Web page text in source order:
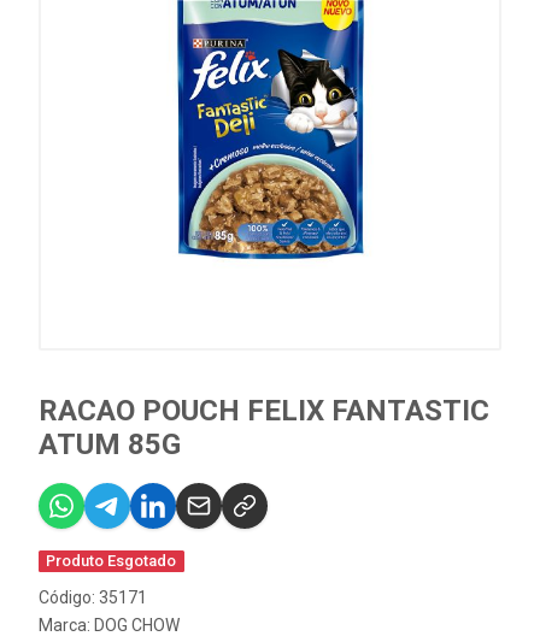
RACAO POUCH FELIX FANTASTIC
ATUM 85G
Produto Esgotado
Código: 35171
Marca: DOG CHOW